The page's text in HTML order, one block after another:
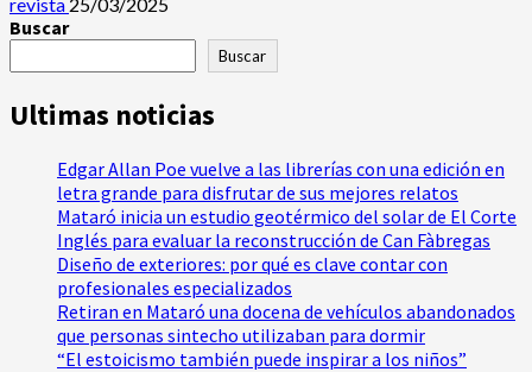
Buscar
Buscar
Ultimas noticias
Edgar Allan Poe vuelve a las librerías con una edición en
letra grande para disfrutar de sus mejores relatos
Mataró inicia un estudio geotérmico del solar de El Corte
Inglés para evaluar la reconstrucción de Can Fàbregas
Diseño de exteriores: por qué es clave contar con
profesionales especializados
Retiran en Mataró una docena de vehículos abandonados
que personas sintecho utilizaban para dormir
“El estoicismo también puede inspirar a los niños”